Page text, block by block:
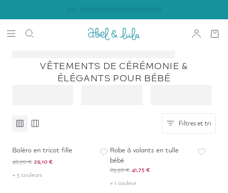
VÊTEMENTS DE CÉRÉMONIE &
ÉLÉGANTS POUR BÉBÉ
Filtres et tri
Boléro en tricot fille
48,50 € 29,10 €
+ 5 couleurs
Robe à volants en tulle
bébé
83,50 € 41,75 €
+ 1 couleur
-50%